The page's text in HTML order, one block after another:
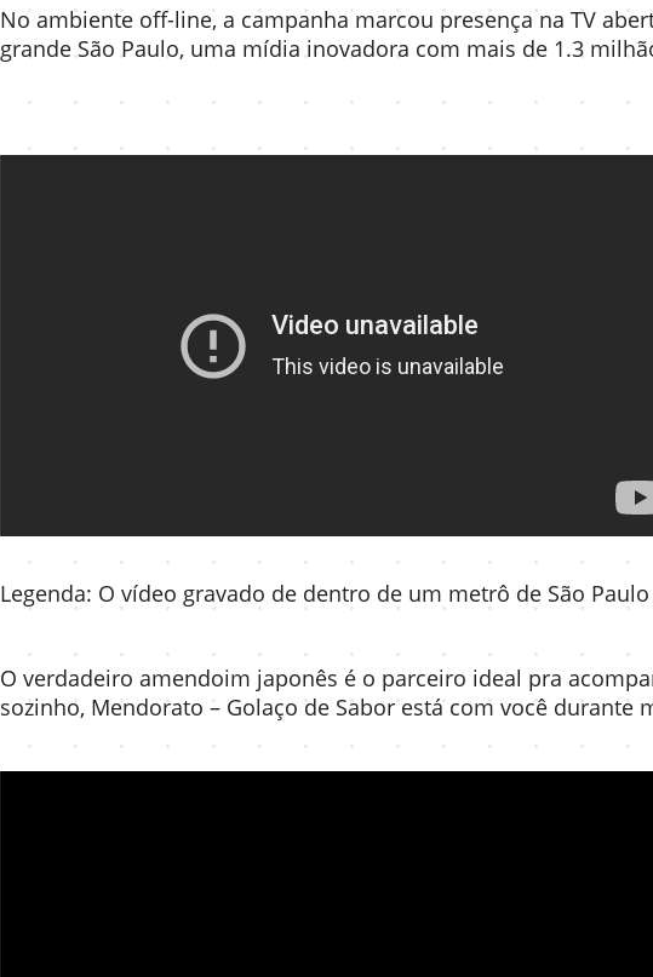
No ambiente off-line, a campanha marcou presença na TV
grande São Paulo, uma mídia inovadora com mais de 1.3
Legenda: O vídeo gravado de dentro de um metrô de São
O verdadeiro amendoim japonês é o parceiro ideal pra
sozinho, Mendorato – Golaço de Sabor está com você durante